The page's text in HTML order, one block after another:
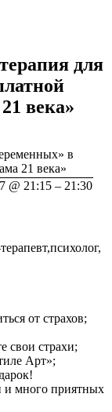
для
века»
в
21 века»
@ 21:15 – 21:30
от страхов;
свои страхи;
Арт»;
много приятных